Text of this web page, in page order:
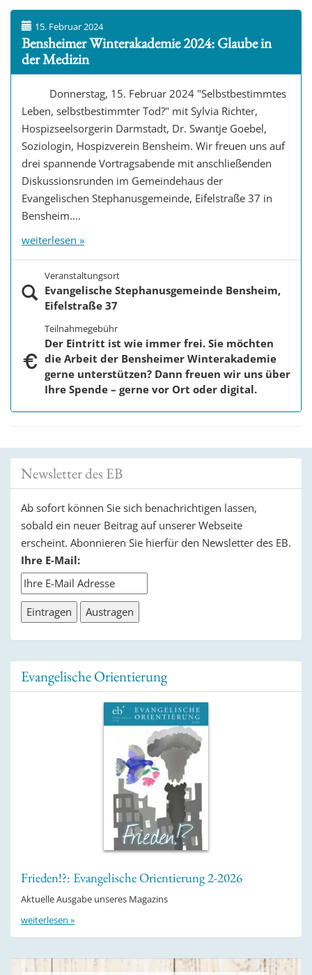
15. Februar 2024
Bensheimer Winterakademie 2024: Glaube in
der Medizin
Donnerstag, 15. Februar 2024 "Selbstbestimmtes
Leben, selbstbestimmter Tod?" mit Sylvia Richter,
Hospizseelsorgerin Darmstadt, Dr. Swantje Goebel,
Soziologin, Hospizverein Bensheim. Wir freuen uns auf
drei spannende Vortragsabende mit anschließenden
Diskussionsrunden im Gemeindehaus der
Evangelischen Stephanusgemeinde, Eifelstraße 37 in
Bensheim....
weiterlesen »
Veranstaltungsort
Evangelische Stephanusgemeinde Bensheim,
Eifelstraße 37
Teilnahmegebühr
Der Eintritt ist wie immer frei. Sie möchten
die Arbeit der Bensheimer Winterakademie
gerne unterstützen? Dann freuen wir uns über
Ihre Spende – gerne vor Ort oder digital.
Newsletter des EB
Ab sofort können Sie sich benachrichtigen lassen,
sobald ein neuer Beitrag auf unserer Webseite
erscheint. Abonnieren Sie hierfür den Newsletter des EB.
Ihre E-Mail:
Evangelische Orientierung
Frieden!?: Evangelische Orientierung 2-2026
Aktuelle Ausgabe unseres Magazins
weiterlesen »